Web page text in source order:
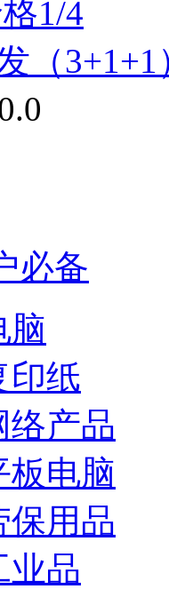
（
必备
脑
印纸
络产品
板电脑
保用品
业品